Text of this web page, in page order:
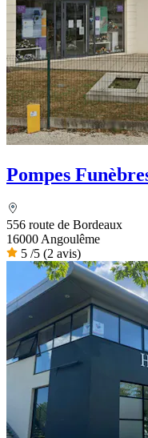
Pompes
556 route de Bordeaux
16000 Angoulême
5 /5 (2 avis)